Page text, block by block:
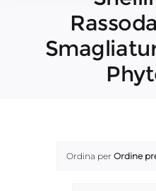
Ordina per Ordine